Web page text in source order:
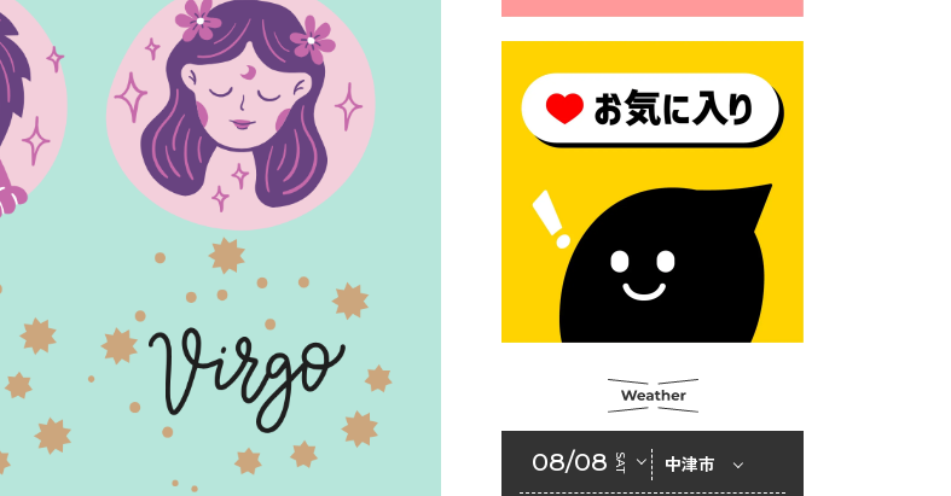
2026年6月18日 セアカゴケグ
モにご注意ください！
ェルターの指定
2026年6月10日 令和８年経済
センサス-活動調査
2026年6月9日 令和８年第３
回定例会「一般質問一覧表」
2026年6月5日 新婚世帯の家
2026年6月2日 戸籍に氏名の
振り仮名が記載されます
08/08 SAT 中津市